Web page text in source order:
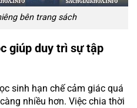
bên trang sách
giúp duy trì sự tập
sinh hạn chế cảm giác quá
nhiều hơn. Việc chia thời